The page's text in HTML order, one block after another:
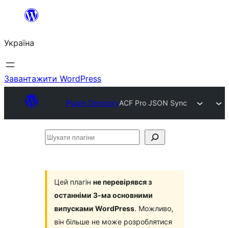
Перейти
вмісту
Україна
Завантажити WordPress
Plugin DirectoryACF Pro JSON Sync
Шукати
Цей плагін не перевірявся з
останніми 3-ма основними
випусками WordPress. Можливо,
він більше не може розроблятися